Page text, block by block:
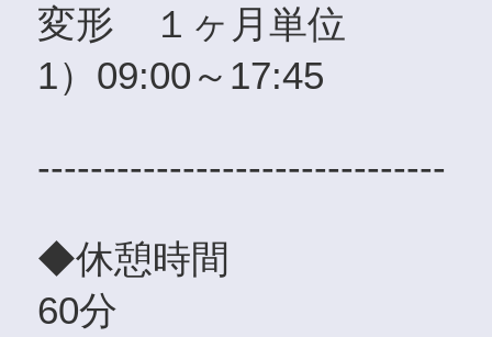
変形 １ヶ月単位
1）09:00～17:45
-------------------------------
◆休憩時間
60分